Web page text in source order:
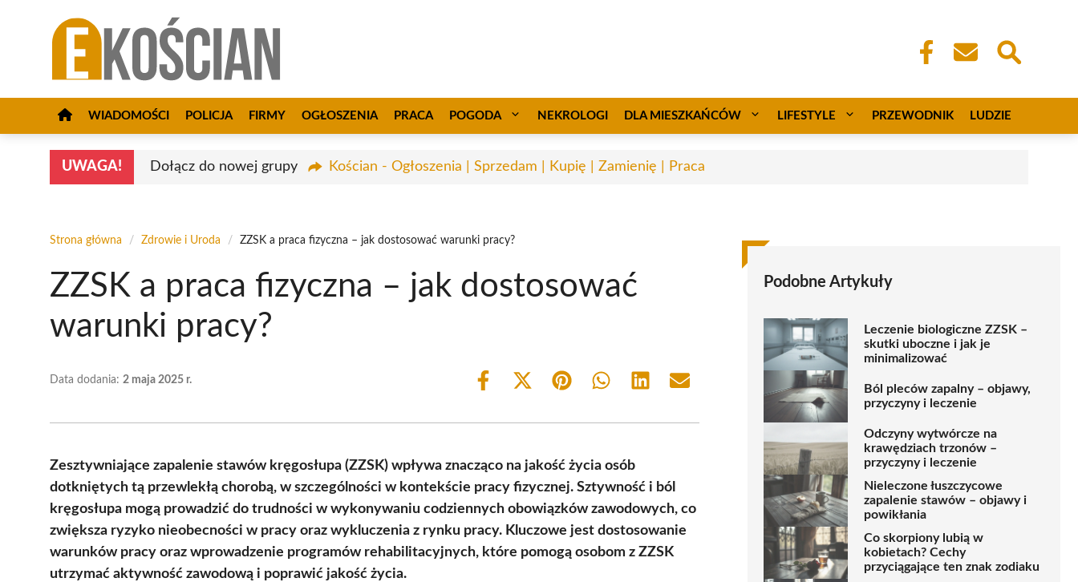
WIADOMOŚCI POLICJA FIRMY OGŁOSZENIA PRACA POGODA NEKROLOGI DLA MIESZKAŃCÓW LIFESTYLE PRZEWODNIK LUDZIE
UWAGA! Dołącz do nowej grupy Kościan - Ogłoszenia | Sprzedam | Kupię | Zamienię | Praca
Strona główna / Zdrowie i Uroda / ZZSK a praca fizyczna – jak dostosować warunki pracy?
ZZSK a praca fizyczna – jak dostosować
warunki pracy?
Data dodania: 2 maja 2025 r.
Share
Share
(Twitter)
Share Share Share Share
Zesztywniające zapalenie stawów kręgosłupa (ZZSK) wpływa znacząco na jakość życia osób
dotkniętych tą przewlekłą chorobą, w szczególności w kontekście pracy fizycznej. Sztywność i ból
kręgosłupa mogą prowadzić do trudności w wykonywaniu codziennych obowiązków zawodowych, co
zwiększa ryzyko nieobecności w pracy oraz wykluczenia z rynku pracy. Kluczowe jest dostosowanie
warunków pracy oraz wprowadzenie programów rehabilitacyjnych, które pomogą osobom z ZZSK
utrzymać aktywność zawodową i poprawić jakość życia.
Podobne Artykuły
Leczenie biologiczne ZZSK –
skutki uboczne i jak je
minimalizować
Ból pleców zapalny – objawy,
przyczyny i leczenie
Odczyny wytwórcze na
krawędziach trzonów –
przyczyny i leczenie
Nieleczone łuszczycowe
zapalenie stawów – objawy i
powikłania
Co skorpiony lubią w
kobietach? Cechy
przyciągające ten znak zodiaku